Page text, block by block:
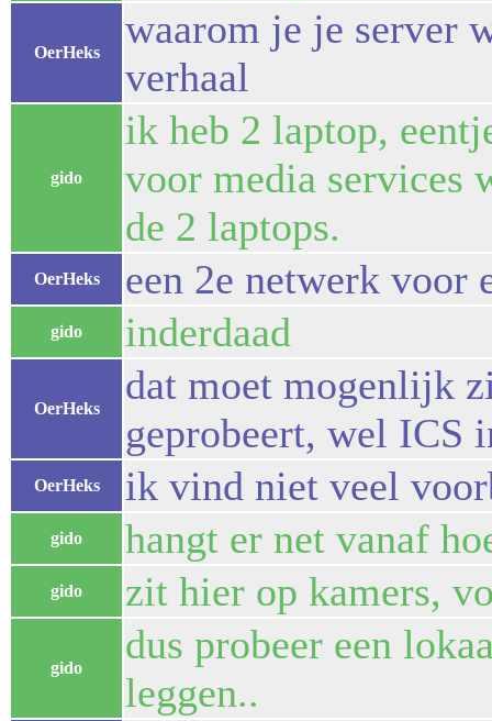
OerHeks
waarom je je server
verhaal
gido
ik heb 2 laptop,
voor media services
de 2 laptops.
OerHeks een 2e netwerk voor
gido inderdaad
OerHeks
dat moet mogenlijk
geprobeert, wel ICS
OerHeks ik vind niet veel
gido hangt er net vanaf
gido zit hier op kamers,
gido
dus probeer een
leggen..